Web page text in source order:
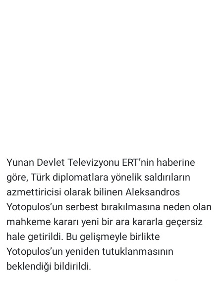
Yunan Devlet Televizyonu ERT’nin haberine
göre, Türk diplomatlara yönelik saldırıların
azmettiricisi olarak bilinen Aleksandros
Yotopulos’un serbest bırakılmasına neden olan
mahkeme kararı yeni bir ara kararla geçersiz
hale getirildi. Bu gelişmeyle birlikte
Yotopulos’un yeniden tutuklanmasının
beklendiği bildirildi.